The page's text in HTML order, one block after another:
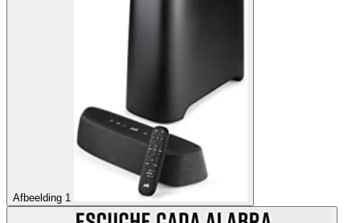
Afbeelding 1